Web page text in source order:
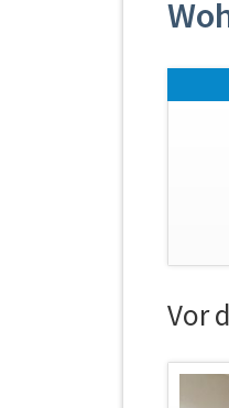
Vor